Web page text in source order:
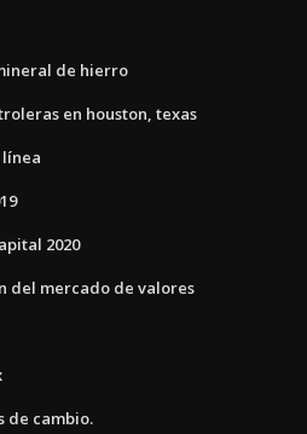
de hierro
en houston, texas
2020
del mercado de valores
de cambio.